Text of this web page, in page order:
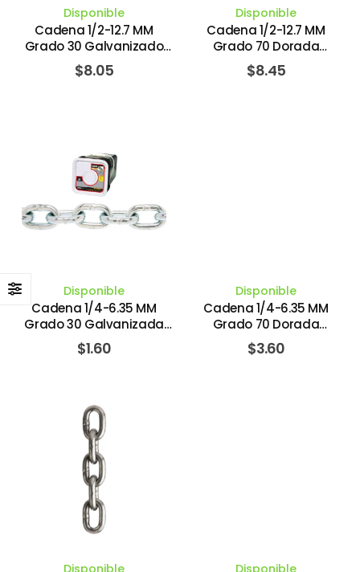
Disponible
Cadena 1/2-12.7 MM
Grado 30 Galvanizado
Capacidad 2030 Kg/3130
Lbs. COLUMBUS MCKINNON
$8.05
Disponible
Cadena 1/2-12.7 MM
Grado 70 Dorada
Capacidad 5126 Kg/11300
Lbs. COLUMBUS MCKINNON
$8.45
Disponible
Cadena 1/4-6.35 MM
Grado 30 Galvanizada
Capacidad 570 Kg/1300
Lbs. BARON MFG.
$1.60
Disponible
Cadena 1/4-6.35 MM
Grado 70 Dorada
Capacidad 1429 Kg/3150
Lbs. COLUMBUS MCKINNON
$3.60
Disponible Disponible